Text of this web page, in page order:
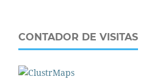
CONTADOR DE VISITAS